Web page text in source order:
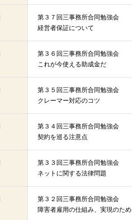
第３７回三事務所合同勉強会
経営者保証について
第３６回三事務所合同勉強会
これが今使える助成金だ
第３５回三事務所合同勉強会
クレーマー対応のコツ
第３４回三事務所合同勉強会
契約を巡る注意点
第３３回三事務所合同勉強会
ネットに関する法律問題
第３２回三事務所合同勉強会
障害者雇用の仕組み、実現のた